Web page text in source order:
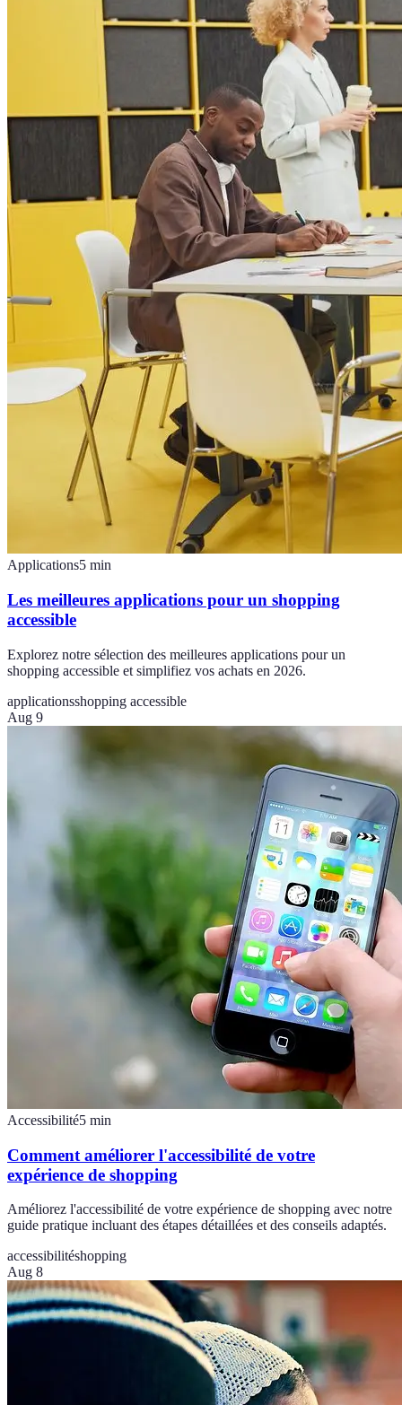
Applications5 min
Les meilleures applications pour un shopping
accessible
Explorez notre sélection des meilleures applications pour un
shopping accessible et simplifiez vos achats en 2026.
applicationsshopping accessible
Aug 9
Accessibilité5 min
Comment améliorer l'accessibilité de votre
expérience de shopping
Améliorez l'accessibilité de votre expérience de shopping avec notre
guide pratique incluant des étapes détaillées et des conseils adaptés.
accessibilitéshopping
Aug 8